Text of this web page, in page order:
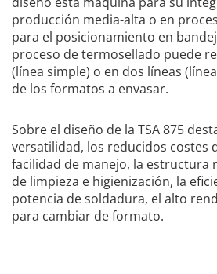
producción media-alta o en
para el posicionamiento en
proceso de termosellado puede
(línea simple) o en dos líneas
de los formatos a envasar.
Sobre el diseño de la TSA 875
versatilidad, los reducidos costes
facilidad de manejo, la estructura
de limpieza e higienización, la
potencia de soldadura, el alto
para cambiar de formato.